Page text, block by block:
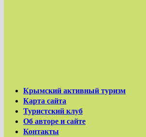
Крымский активный туризм
Карта сайта
Туристский клуб
Об авторе и сайте
Контакты